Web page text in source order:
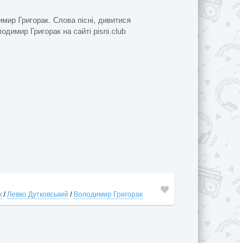
Григорак. Слова пісні, дивитися
Григорак на сайті pisni.club
/Левко Дутковський / Володимир Григорак